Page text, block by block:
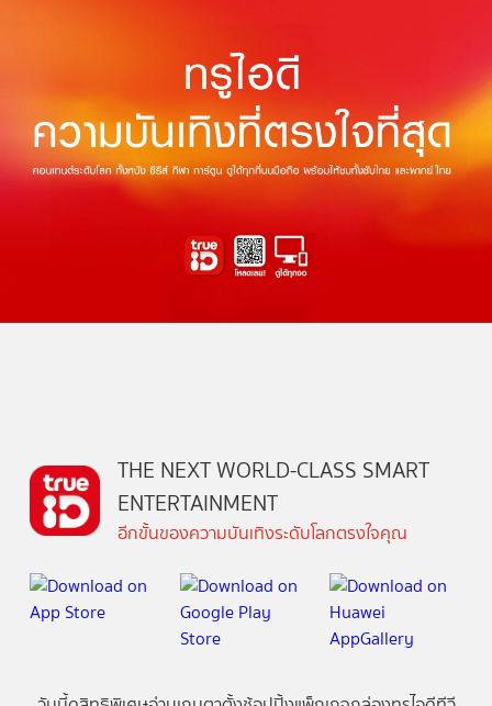
THE NEXT WORLD-CLASS SMART
ENTERTAINMENT
อีกขั้นของความบันเทิงระดับโลกตรงใจคุณ